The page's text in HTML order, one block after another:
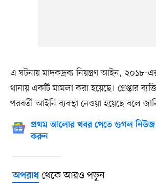
এ ঘটনায় মাদকদ্রব্য নিয়ন্ত্রণ আইন, ২০১৮-
থানায় একটি মামলা করা হয়েছে। গ্রেপ্তার
পরবর্তী আইনি ব্যবস্থা নেওয়া হয়েছে বলে
প্রথম আলোর খবর পেতে গুগল নিউজ
করুন
অপরাধথেকে আরও পড়ুন